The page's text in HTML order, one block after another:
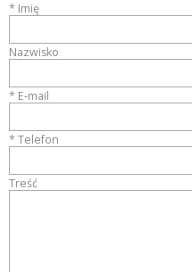
* Imię
Nazwisko
* E-mail
* Telefon
Treść
OPEL-